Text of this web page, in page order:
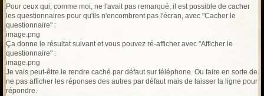
s
s
a
g
Pour ceux qui, comme moi, ne l'avait pas remarqué, il est possible de cacher
les questionnaires pour qu'ils n'encombrent pas l'écran, avec "Cacher le
questionnaire" :
image.png
Ça donne le résultat suivant et vous pouvez ré-afficher avec "Afficher le
questionnaire" :
image.png
Je vais peut-être le rendre caché par défaut sur téléphone. Ou faire en sorte de
ne pas afficher les réponses des autres par défaut mais de laisser la ligne pour
répondre.